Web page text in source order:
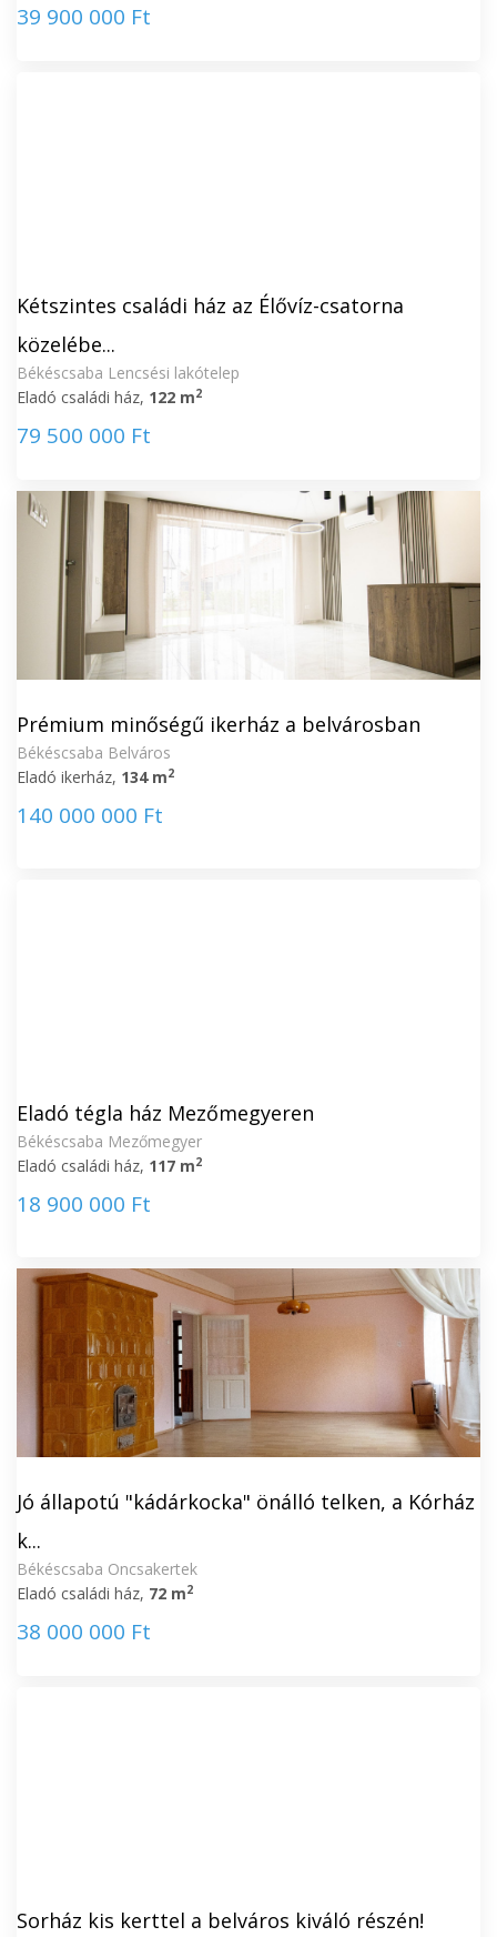
39 900 000 Ft
Kétszintes családi ház az Élővíz-csatorna
közelébe...
Békéscsaba Lencsési lakótelep
Eladó családi ház, 122 m2
79 500 000 Ft
Prémium minőségű ikerház a belvárosban
Békéscsaba Belváros
Eladó ikerház, 134 m2
140 000 000 Ft
Eladó tégla ház Mezőmegyeren
Békéscsaba Mezőmegyer
Eladó családi ház, 117 m2
18 900 000 Ft
Jó állapotú "kádárkocka" önálló telken, a Kórház
k...
Békéscsaba Oncsakertek
Eladó családi ház, 72 m2
38 000 000 Ft
Sorház kis kerttel a belváros kiváló részén!